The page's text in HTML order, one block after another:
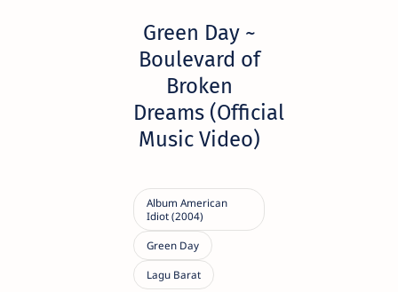
Green Day ~
Boulevard of
Broken
Dreams (Official
Music Video)